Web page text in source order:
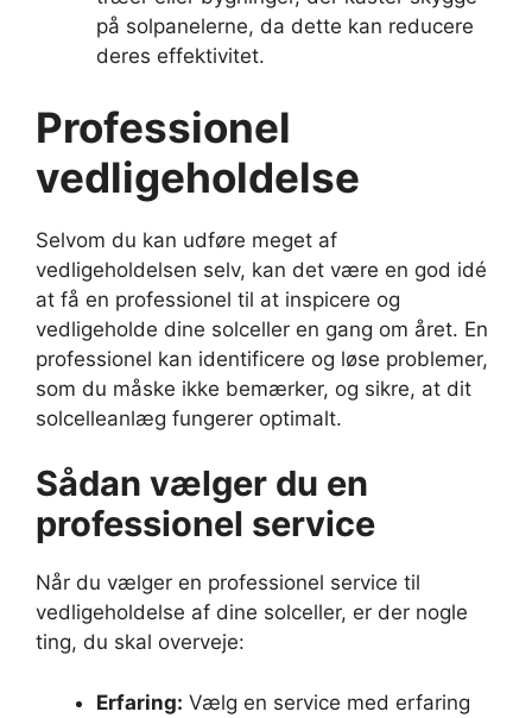
på solpanelerne, da dette kan reducere
deres effektivitet.
Professionel
vedligeholdelse
Selvom du kan udføre meget af
vedligeholdelsen selv, kan det være en god idé
at få en professionel til at inspicere og
vedligeholde dine solceller en gang om året. En
professionel kan identificere og løse problemer,
som du måske ikke bemærker, og sikre, at dit
solcelleanlæg fungerer optimalt.
Sådan vælger du en
professionel service
Når du vælger en professionel service til
vedligeholdelse af dine solceller, er der nogle
ting, du skal overveje:
Erfaring: Vælg en service med erfaring